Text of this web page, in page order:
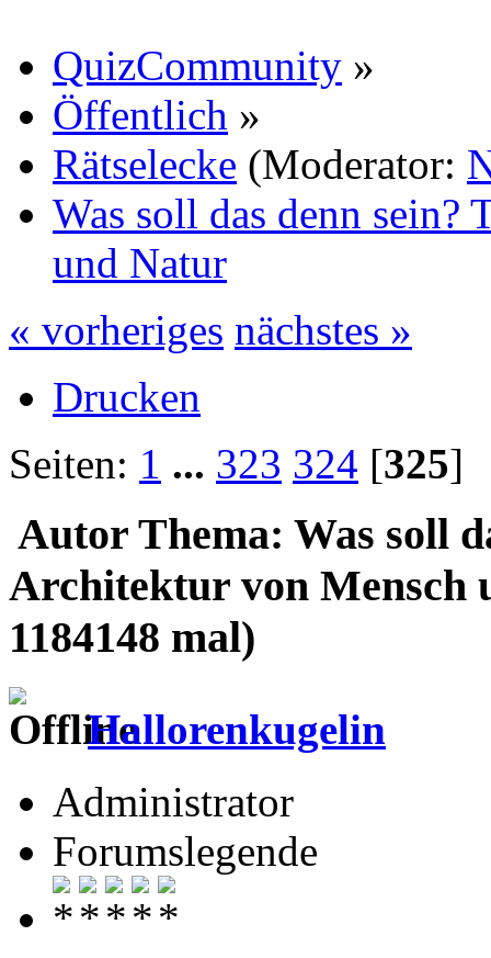
QuizCommunity »
Öffentlich »
Rätselecke (Moderator:
Was soll das denn
und Natur
« vorheriges nächstes »
Drucken
Seiten: 1 ... 323 324 [325
Autor Thema: Was soll
Architektur von Mensch
1184148 mal)
Hallorenkugelin
Administrator
Forumslegende